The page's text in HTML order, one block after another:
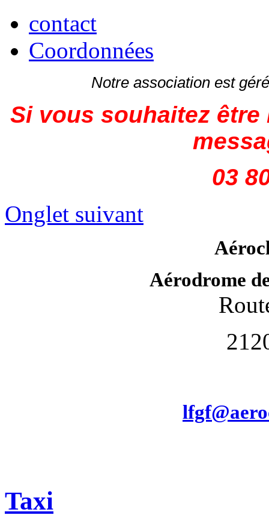
contact
Coordonnées
Notre association est
Si vous souhaitez
03
Onglet suivant
Aérodrome
Taxi